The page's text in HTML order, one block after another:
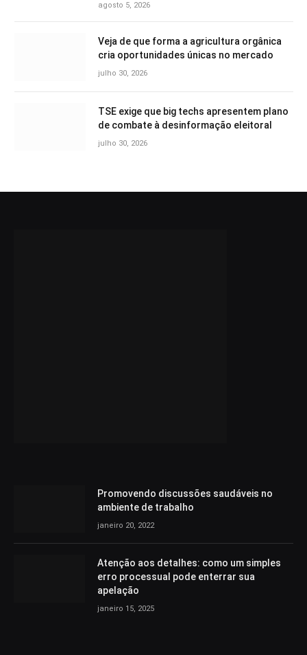
agosto 5, 2026
Veja de que forma a agricultura orgânica
cria oportunidades únicas no mercado
julho 30, 2026
TSE exige que big techs apresentem plano
de combate à desinformação eleitoral
julho 30, 2026
Promovendo discussões saudáveis no
ambiente de trabalho
janeiro 20, 2022
Atenção aos detalhes: como um simples
erro processual pode enterrar sua
apelação
janeiro 15, 2025